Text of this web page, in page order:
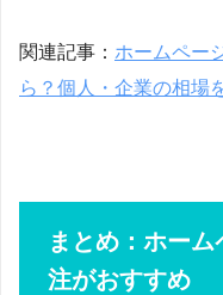
関連記事： ホームペー
ら？個人・企業の相場
まとめ：ホー
注がおすすめ